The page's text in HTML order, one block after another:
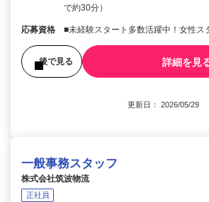
で約30分）
応募資格 ■未経験スタート多数活躍中！女性ス
後で見る 詳細を見
更新日： 2026/05/29
一般事務スタッフ
株式会社筑波物流
正社員